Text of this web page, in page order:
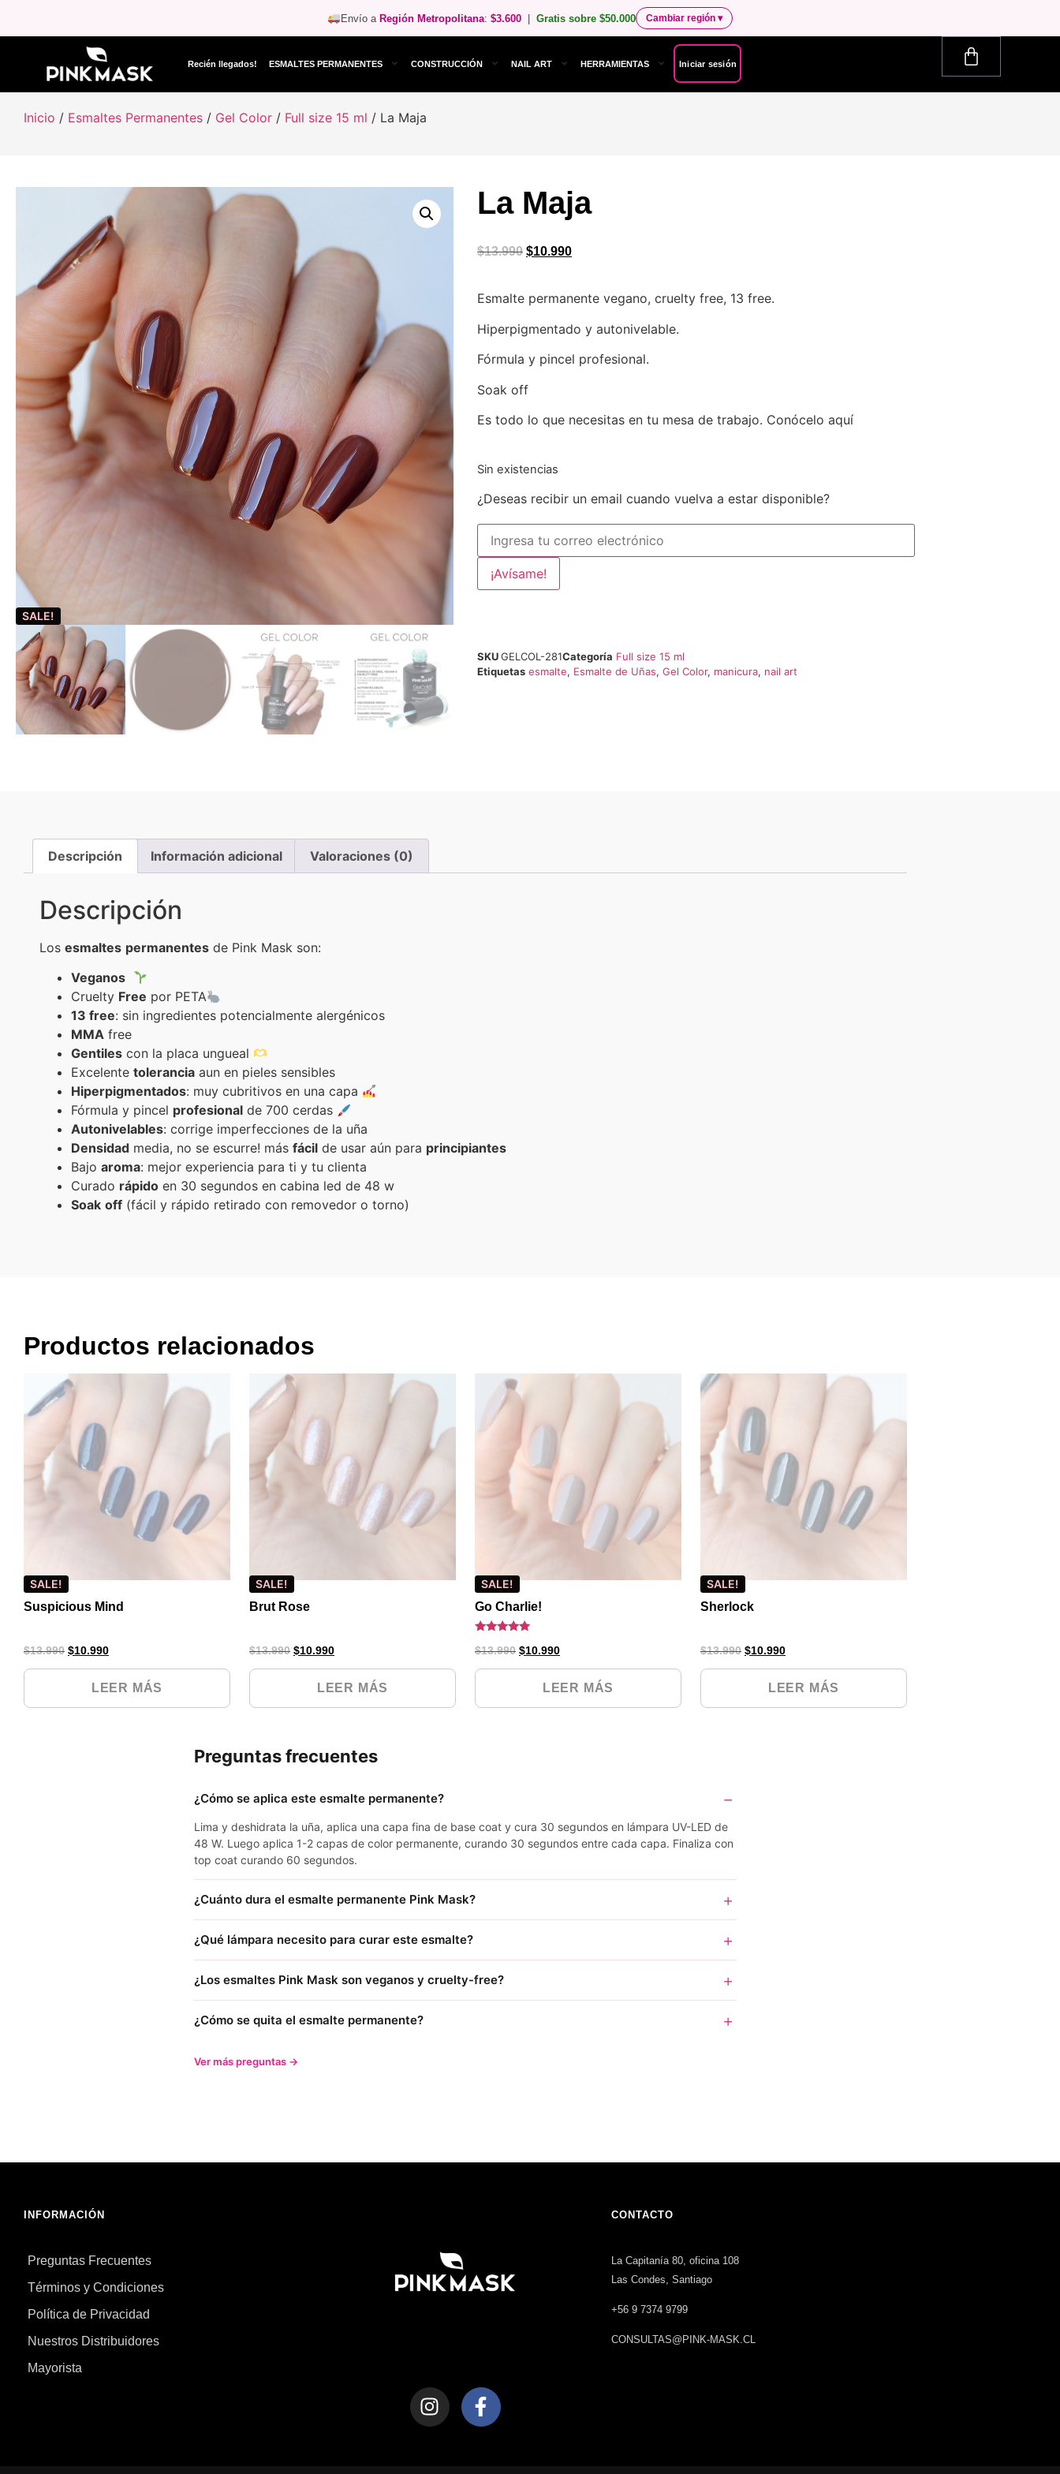
Envío aRegión Metropolitana:$3.600 |Gratis sobre $50.000 Cambiar región▾
Recién llegados! ESMALTES PERMANENTES CONSTRUCCIÓN NAIL ART HERRAMIENTAS Iniciar sesión
Inicio / Esmaltes Permanentes / Gel Color / Full size 15 ml / La Maja
SALE!
La Maja
$13.990 $10.990
Esmalte permanente vegano, cruelty free, 13 free.
Hiperpigmentado y autonivelable.
Fórmula y pincel profesional.
Soak off
Es todo lo que necesitas en tu mesa de trabajo. Conócelo aquí
Sin existencias
¿Deseas recibir un email cuando vuelva a estar disponible?
¡Avísame!
SKUGELCOL-281Categoría Full size 15 ml
Etiquetas esmalte, Esmalte de Uñas, Gel Color, manicura, nail art
Descripción Información adicional Valoraciones (0)
Descripción
Los esmaltes permanentes de Pink Mask son:
Veganos
Cruelty Free por PETA
13 free: sin ingredientes potencialmente alergénicos
MMA free
Gentiles con la placa ungueal
Excelente tolerancia aun en pieles sensibles
Hiperpigmentados: muy cubritivos en una capa
Fórmula y pincel profesional de 700 cerdas
Autonivelables: corrige imperfecciones de la uña
Densidad media, no se escurre! más fácil de usar aún para principiantes
Bajo aroma: mejor experiencia para ti y tu clienta
Curado rápido en 30 segundos en cabina led de 48 w
Soak off (fácil y rápido retirado con removedor o torno)
Productos relacionados
SALE!
Suspicious Mind
$13.990 $10.990
LEER MÁS
SALE!
Brut Rose
$13.990 $10.990
LEER MÁS
SALE!
Go Charlie!
con
de 5
$13.990 $10.990
LEER MÁS
SALE!
Sherlock
$13.990 $10.990
LEER MÁS
Preguntas frecuentes
¿Cómo se aplica este esmalte permanente?
Lima y deshidrata la uña, aplica una capa fina de base coat y cura 30 segundos en lámpara UV-LED de
48 W. Luego aplica 1-2 capas de color permanente, curando 30 segundos entre cada capa. Finaliza con
top coat curando 60 segundos.
¿Cuánto dura el esmalte permanente Pink Mask?
¿Qué lámpara necesito para curar este esmalte?
¿Los esmaltes Pink Mask son veganos y cruelty-free?
¿Cómo se quita el esmalte permanente?
Ver más preguntas →
INFORMACIÓN
Preguntas Frecuentes
Términos y Condiciones
Política de Privacidad
Nuestros Distribuidores
Mayorista
CONTACTO
La Capitanía 80, oficina 108
Las Condes, Santiago
+56 9 7374 9799
CONSULTAS@PINK-MASK.CL